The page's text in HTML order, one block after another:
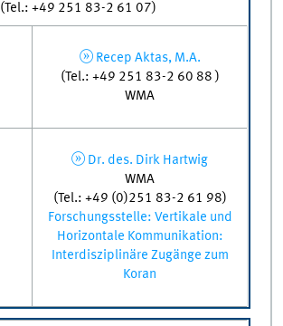
(Tel.: +49 251 83-2 61 07)
Recep Aktas, M.A.
(Tel.: +49 251 83-2 60 88 )
WMA
Dr. des. Dirk Hartwig
WMA
(Tel.: +49 (0)251 83-2 61 98)
Forschungsstelle: Vertikale und
Horizontale Kommunikation:
Interdisziplinäre Zugänge zum
Koran